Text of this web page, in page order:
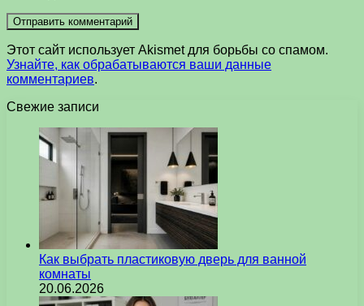
Этот сайт использует Akismet для борьбы со спамом.
Узнайте, как обрабатываются ваши данные
комментариев.
Свежие записи
Как выбрать пластиковую дверь для ванной
комнаты
20.06.2026